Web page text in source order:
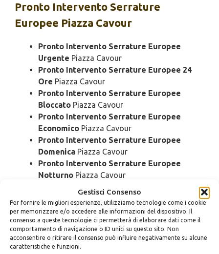
Gestisci Consenso
Per fornire le migliori esperienze, utilizziamo tecnologie come i cookie
per memorizzare e/o accedere alle informazioni del dispositivo. Il
consenso a queste tecnologie ci permetterà di elaborare dati come il
comportamento di navigazione o ID unici su questo sito. Non
acconsentire o ritirare il consenso può influire negativamente su alcune
caratteristiche e funzioni.
Pronto Intervento Serrature
Europee Piazza Cavour
Pronto Intervento Serrature Europee
Urgente Piazza Cavour
Pronto Intervento Serrature Europee 24
Ore Piazza Cavour
Pronto Intervento Serrature Europee
Bloccato Piazza Cavour
Pronto Intervento Serrature Europee
Economico Piazza Cavour
Pronto Intervento Serrature Europee
Domenica Piazza Cavour
Pronto Intervento Serrature Europee
Notturno Piazza Cavour
Rapido
Piazza Cavour
Pronto Intervento Serrature Europee SOS
Piazza Cavour
Pronto Intervento Serrature Europee
PrezzoPiazza Cavour